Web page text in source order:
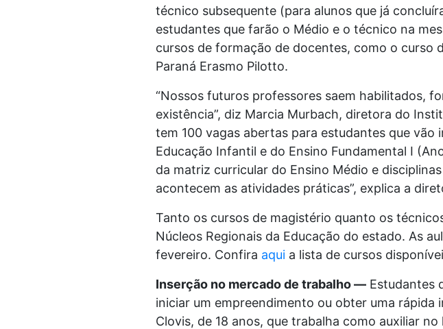
técnico subsequente (para alunos que já
estudantes que farão o Médio e o técnico na
cursos de formação de docentes, como o curso
Paraná Erasmo Pilotto.
“Nossos futuros professores saem habilitados,
existência”, diz Marcia Murbach, diretora do
tem 100 vagas abertas para estudantes que vão
Educação Infantil e do Ensino Fundamental I
da matriz curricular do Ensino Médio e
acontecem as atividades práticas”, explica a
Tanto os cursos de magistério quanto os
Núcleos Regionais da Educação do estado. As
fevereiro. Confira aqui a lista de cursos
Inserção no mercado de trabalho — Estudantes
iniciar um empreendimento ou obter uma rápida
Clovis, de 18 anos, que trabalha como auxiliar